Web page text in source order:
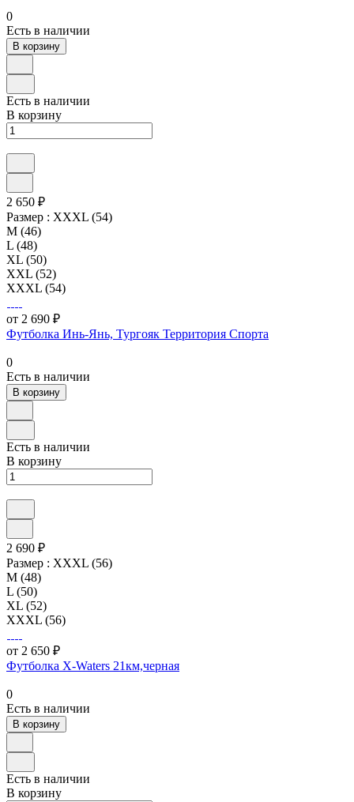
0
Есть в наличии
В корзину
Есть в наличии
В корзину
2 650 ₽
Размер : XXXL (54)
M (46)
L (48)
XL (50)
XXL (52)
XXXL (54)
от 2 690 ₽
Футболка Инь-Янь, Тургояк Территория Спорта
0
Есть в наличии
В корзину
Есть в наличии
В корзину
2 690 ₽
Размер : XXXL (56)
M (48)
L (50)
XL (52)
XXXL (56)
от 2 650 ₽
Футболка X-Waters 21км,черная
0
Есть в наличии
В корзину
Есть в наличии
В корзину